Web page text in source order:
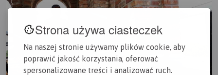
Strona używa ciasteczek
Na naszej stronie używamy plików cookie, aby
poprawić jakość korzystania, oferować
spersonalizowane treści i analizować ruch.